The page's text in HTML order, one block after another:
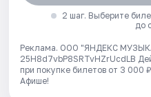
2 шаг. Выберите
до
Реклама. ООО "ЯНДЕКС
25H8d7vbP8SRTvHZrUcdLB
при покупке билетов от 3 000
Афише!